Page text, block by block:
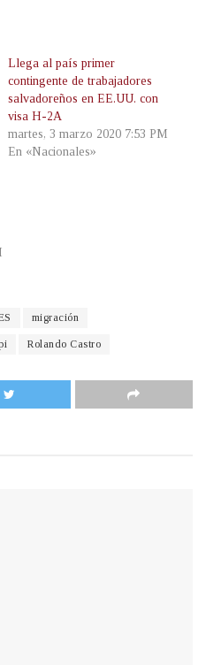
Llega al país primer
contingente de trabajadores
salvadoreños en EE.UU. con
visa H-2A
martes, 3 marzo 2020 7:53 PM
En «Nacionales»
migración
Rolando Castro